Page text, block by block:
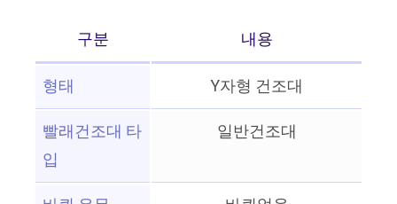
구분
내용
형태
Y자형 건조대
빨래건조대 타
입
일반건조대